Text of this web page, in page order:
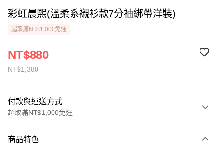
彩虹晨熙(溫柔系襯衫款7分袖綁帶洋裝)
超取滿NT$1,000免運
NT$1,380
NT$880
付款與運送方式
超取滿NT$1,000免運
信用卡一次付款
商品特色